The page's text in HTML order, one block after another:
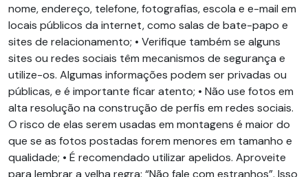
nome, endereço, telefone, fotografias, escola e e-mail em
locais públicos da internet, como salas de bate-papo e
sites de relacionamento; • Verifique também se alguns
sites ou redes sociais têm mecanismos de segurança e
utilize-os. Algumas informações podem ser privadas ou
públicas, e é importante ficar atento; • Não use fotos em
alta resolução na construção de perfis em redes sociais.
O risco de elas serem usadas em montagens é maior do
que se as fotos postadas forem menores em tamanho e
qualidade; • É recomendado utilizar apelidos. Aproveite
para lembrar a velha regra: “Não fale com estranhos”. Isso